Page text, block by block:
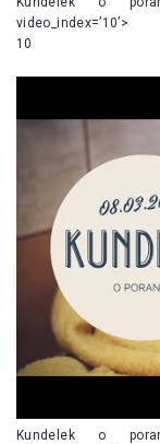
video_index=’10’>
10
Kundelek o